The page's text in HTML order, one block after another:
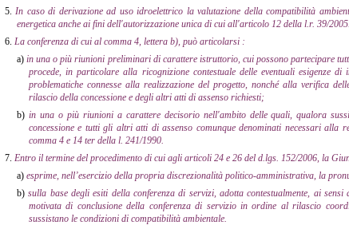
5. In caso di derivazione ad uso idroelettrico la valutazione della compatibilità
energetica anche ai fini dell'autorizzazione unica di cui all'articolo 12 della l.r. 39/2005.
6. La conferenza di cui al comma 4, lettera b), può articolarsi :
a) in una o più riunioni preliminari di carattere istruttorio, cui possono partecipare
procede, in particolare alla ricognizione contestuale delle eventuali esigenze
problematiche connesse alla realizzazione del progetto, nonché alla verifica
rilascio della concessione e degli altri atti di assenso richiesti;
b) in una o più riunioni a carattere decisorio nell'ambito delle quali, qualora
concessione e tutti gli altri atti di assenso comunque denominati necessari
comma 4 e 14 ter della l. 241/1990.
7. Entro il termine del procedimento di cui agli articoli 24 e 26 del d.lgs. 152/2006, la
a) esprime, nell’esercizio della propria discrezionalità politico-amministrativa, la
b) sulla base degli esiti della conferenza di servizi, adotta contestualmente, ai
motivata di conclusione della conferenza di servizio in ordine al rilascio
sussistano le condizioni di compatibilità ambientale.